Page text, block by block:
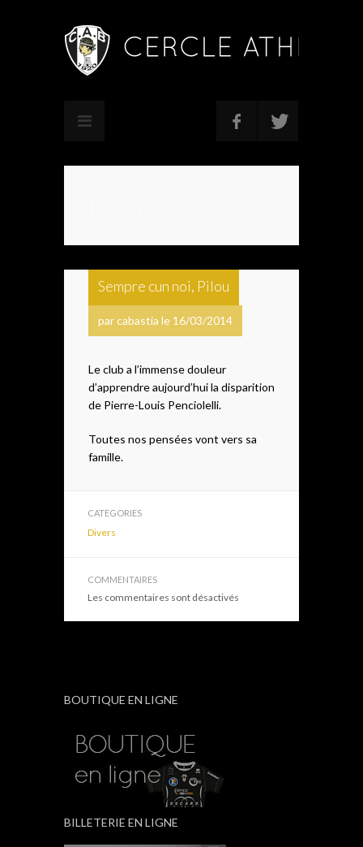
Sempre cun noi, Pilou
par cabastia le 16/03/2014
Le club a l’immense douleur
d’apprendre aujourd’hui la disparition
de Pierre-Louis Penciolelli.
Toutes nos pensées vont vers sa
famille.
CATEGORIES
Divers
COMMENTAIRES
Les commentaires sont désactivés
BOUTIQUE EN LIGNE
BILLETERIE EN LIGNE